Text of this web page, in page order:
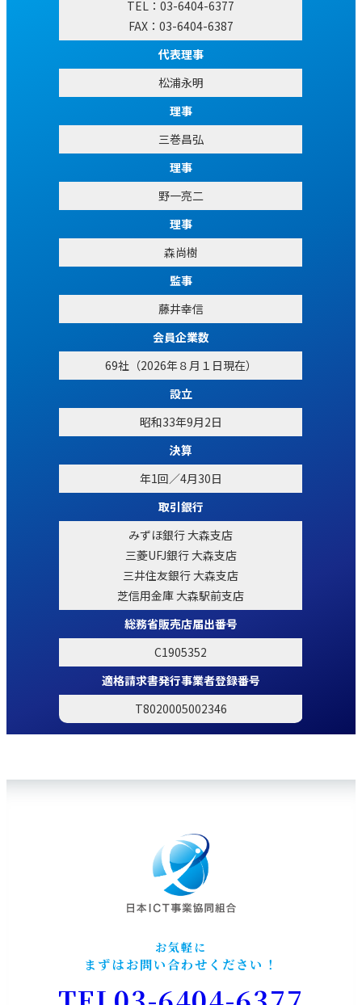
TEL：03-6404-6377
FAX：03-6404-6387
代表理事
松浦永明
理事
三巻昌弘
理事
野一亮二
理事
森尚樹
監事
藤井幸信
会員企業数
69社（2026年８月１日現在）
設立
昭和33年9月2日
決算
年1回／4月30日
取引銀行
みずほ銀行 大森支店
三菱UFJ銀行 大森支店
三井住友銀行 大森支店
芝信用金庫 大森駅前支店
総務省販売店届出番号
C1905352
適格請求書発行事業者登録番号
T8020005002346
お気軽に
まずはお問い合わせください！